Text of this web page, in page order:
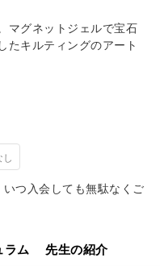
マグネットジェルで宝石
たキルティングのアート
つ入会しても無駄なくご
ラム 先生の紹介